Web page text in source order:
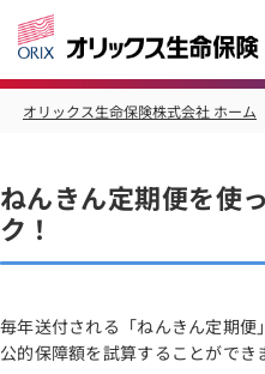
オリックス生命保険株式会社 ホーム
ねんきん定期便を使
ク！
毎年送付される「ねんきん定期
公的保障額を試算することができ